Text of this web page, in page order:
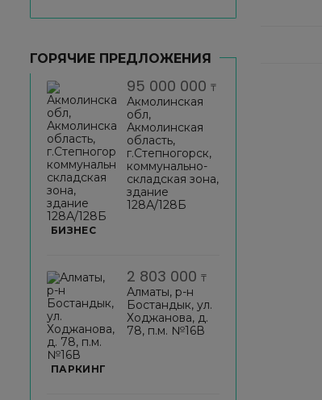
ГОРЯЧИЕ ПРЕДЛОЖЕНИЯ
БИЗНЕС
95 000 000 ₸
Акмолинская
обл,
Акмолинская
область,
г.Степногорск,
коммунально-
складская зона,
здание
128А/128Б
ПАРКИНГ
2 803 000 ₸
Алматы, р-н
Бостандык, ул.
Ходжанова, д.
78, п.м. №16В